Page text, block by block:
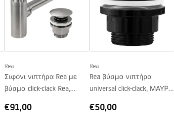
Rea
Σιφόνι νιπτήρα Rea με
βύσμα click-clack Rea,
€91,00
Rea
Rea βύσμα νιπτήρα
universal click-clack, ΜΑΥΡΟ
€50,00